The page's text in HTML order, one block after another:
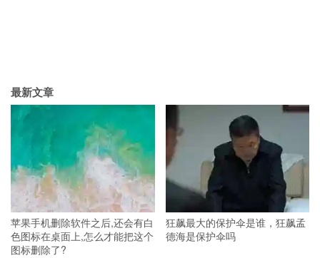
最新文章
苹果手机删除软件之后,还会有白
色图标在桌面上,怎么才能把这个
图标删除了?
狂飙最大的保护伞是谁，狂飙孟
德海是保护伞吗